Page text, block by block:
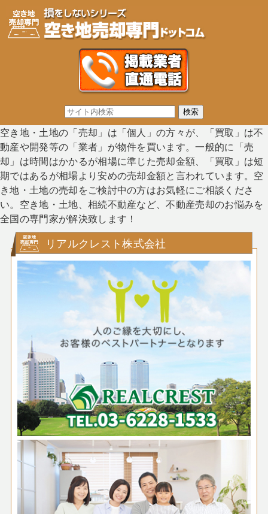
空き地・土地の「売却」は「個人」の方々が、「買取」は不
動産や開発等の「業者」が物件を買います。一般的に「売
却」は時間はかかるが相場に準じた売却金額、「買取」は短
期ではあるが相場より安めの売却金額と言われています。空
き地・土地の売却をご検討中の方はお気軽にご相談くださ
い。空き地・土地、相続不動産など、不動産売却のお悩みを
全国の専門家が解決致します！
リアルクレスト株式会社